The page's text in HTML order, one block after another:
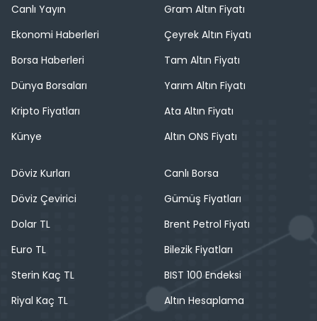
Canlı Yayın
Ekonomi Haberleri
Borsa Haberleri
Dünya Borsaları
Kripto Fiyatları
Künye
Gram Altın Fiyatı
Çeyrek Altın Fiyatı
Tam Altın Fiyatı
Yarım Altın Fiyatı
Ata Altın Fiyatı
Altın ONS Fiyatı
Döviz Kurları
Döviz Çevirici
Dolar TL
Euro TL
Sterin Kaç TL
Riyal Kaç TL
Canlı Borsa
Gümüş Fiyatları
Brent Petrol Fiyatı
Bilezik Fiyatları
BIST 100 Endeksi
Altın Hesaplama